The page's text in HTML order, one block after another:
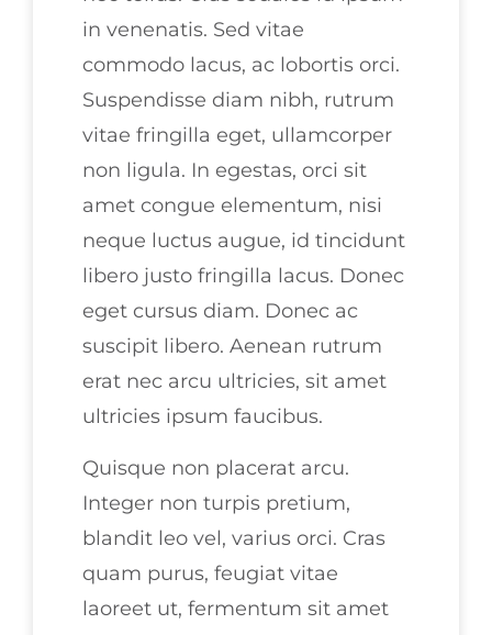
in venenatis. Sed vitae
commodo lacus, ac lobortis orci.
Suspendisse diam nibh, rutrum
vitae fringilla eget, ullamcorper
non ligula. In egestas, orci sit
amet congue elementum, nisi
neque luctus augue, id tincidunt
libero justo fringilla lacus. Donec
eget cursus diam. Donec ac
suscipit libero. Aenean rutrum
erat nec arcu ultricies, sit amet
ultricies ipsum faucibus.
Quisque non placerat arcu.
Integer non turpis pretium,
blandit leo vel, varius orci. Cras
quam purus, feugiat vitae
laoreet ut, fermentum sit amet